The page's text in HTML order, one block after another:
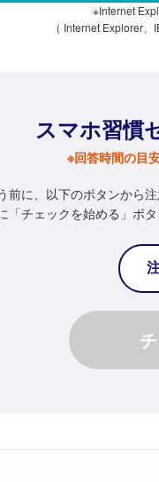
※Internet
（ Internet Explorer
スマホ習慣
※回答時間の目
前に、以下のボタンから
「チェックを始める」ボタ